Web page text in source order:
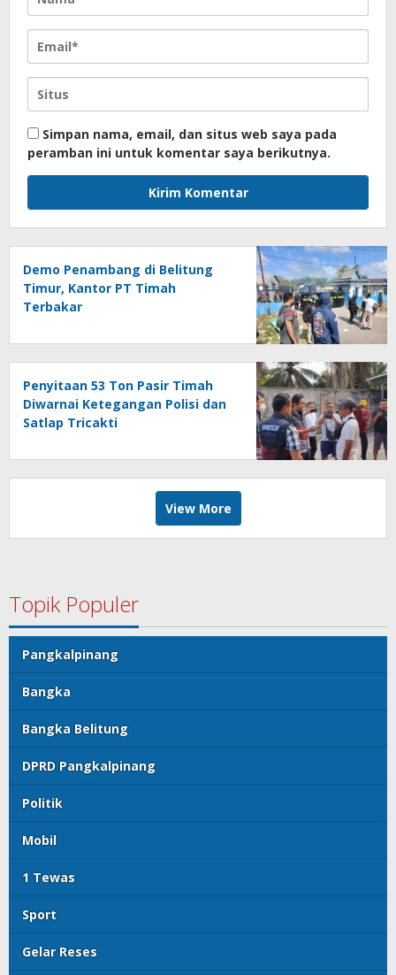
Simpan nama, email, dan situs web saya pada
peramban ini untuk komentar saya berikutnya.
Demo Penambang di Belitung
Timur, Kantor PT Timah
Terbakar
Penyitaan 53 Ton Pasir Timah
Diwarnai Ketegangan Polisi dan
Satlap Tricakti
View More
Topik Populer
Pangkalpinang
Bangka
Bangka Belitung
DPRD Pangkalpinang
Politik
Mobil
1 Tewas
Sport
Gelar Reses